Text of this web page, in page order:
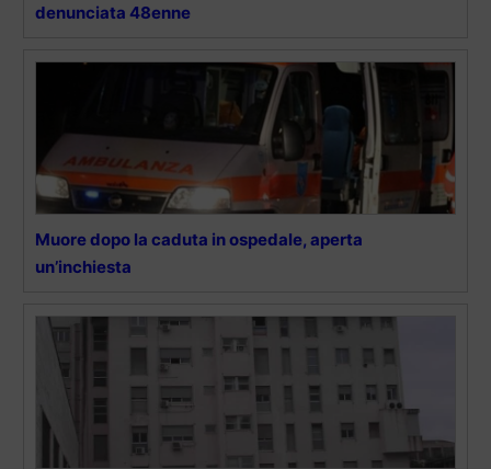
denunciata 48enne
Muore dopo la caduta in ospedale, aperta
un’inchiesta